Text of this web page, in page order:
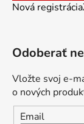
Nová registrácia
Odoberať
Vložte svoj e-
o nových
Email